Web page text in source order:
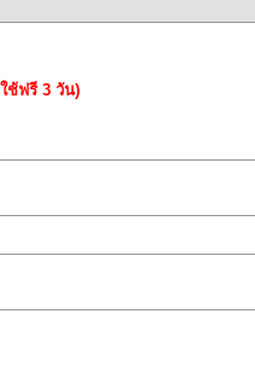
ช้ฟรี 3 วัน)